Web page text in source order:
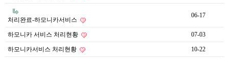
처리완료-하모니카서비스
06-17
하모니카 서비스 처리현황 07-03
하모니카서비스 처리현황 10-22